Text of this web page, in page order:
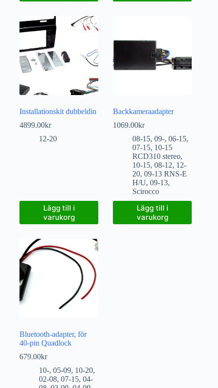
Installationskit dubbeldin
4899.00kr
12-20
Lägg till i
varukorg
Backkameraadapter
1069.00kr
08-15,09-,06-15,
07-15, 10-15
RCD310 stereo,
10-15,08-12, 12-
20,09-13 RNS-E
H/U,09-13,
Scirocco
Lägg till i
varukorg
Bluetooth-adapter, för
40-pin Quadlock
679.00kr
10-, 05-09, 10-20,
02-08, 07-15, 04-